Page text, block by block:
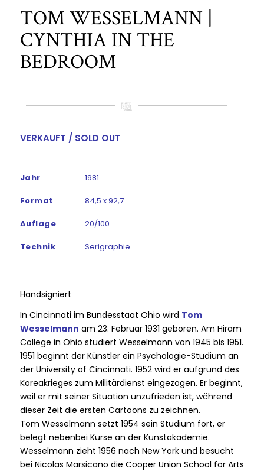
TOM WESSELMANN |
CYNTHIA IN THE
BEDROOM
VERKAUFT / SOLD OUT
Jahr 1981
Format 84,5 x 92,7
Auflage 20/100
Technik Serigraphie
Handsigniert
In Cincinnati im Bundesstaat Ohio wird Tom
Wesselmann am 23. Februar 1931 geboren. Am Hiram
College in Ohio studiert Wesselmann von 1945 bis 1951.
1951 beginnt der Künstler ein Psychologie-Studium an
der University of Cincinnati. 1952 wird er aufgrund des
Koreakrieges zum Militärdienst eingezogen. Er beginnt,
weil er mit seiner Situation unzufrieden ist, während
dieser Zeit die ersten Cartoons zu zeichnen.
Tom Wesselmann setzt 1954 sein Studium fort, er
belegt nebenbei Kurse an der Kunstakademie.
Wesselmann zieht 1956 nach New York und besucht
bei Nicolas Marsicano die Cooper Union School for Arts